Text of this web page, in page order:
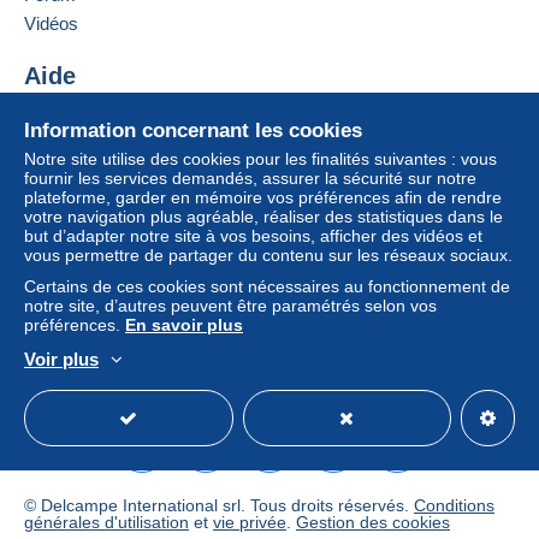
Si les conditions de vente du vendeur comportent
considérer comme nulles et non avenues. Les
conditions de paiement du site Delcampe, telles
que définies dans les
conditions d’utilisation
Les achats doivent être payés dans les14 jours
suivant la réception du décompte final de la part du
vendeur.
Shipping & Handling fees
Australian customers please note
there are NOT regular postal services with Australia, but
costs are calculated on weight basis !!!!
All over the world via registered mail US$ 9.00 or at
buyer responsibility via regular mail US$ 5.00
I do combine shippments: Please add US$ 0.50 for
each extra item!
I do not charge extra for Paypal payments!
Information concernant les cookies
Notre site utilise des cookies pour les finalités suivantes : vous
fournir les services demandés, assurer la sécurité sur notre
plateforme, garder en mémoire vos préférences afin de rendre
votre navigation plus agréable, réaliser des statistiques dans le
but d’adapter notre site à vos besoins, afficher des vidéos et
vous permettre de partager du contenu sur les réseaux sociaux.
Certains de ces cookies sont nécessaires au fonctionnement de
notre site, d’autres peuvent être paramétrés selon vos
préférences. En savoir plus
Voir plus
Vidéos
Aide
Acheter sur Delcampe
Vendre sur Delcampe
Un site sécurisé
© Delcampe International srl. Tous droits réservés. Conditions
générales d'utilisation et vie privée Gestion des cookies